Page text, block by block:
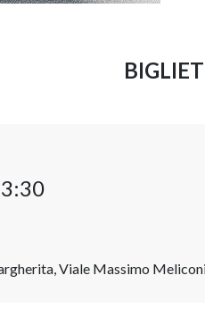
Viale Massimo